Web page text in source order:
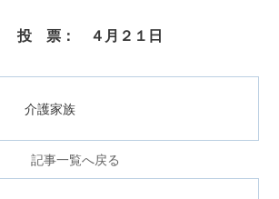
投 票： ４月２１日
介護家族
記事一覧へ戻る